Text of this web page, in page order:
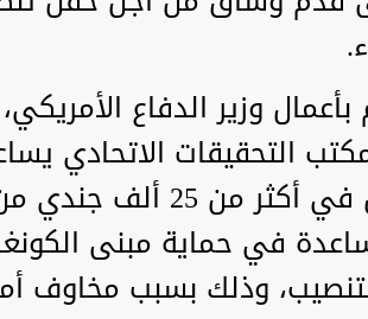
بأعمال وزير الدفاع
مكتب التحقيقات الاتحادي
إجراء تدقيق في
في حماية مبنى
وذلك بسبب مخاوف